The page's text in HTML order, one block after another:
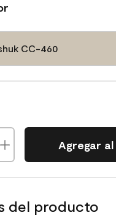
CC-460
Agregar
del producto